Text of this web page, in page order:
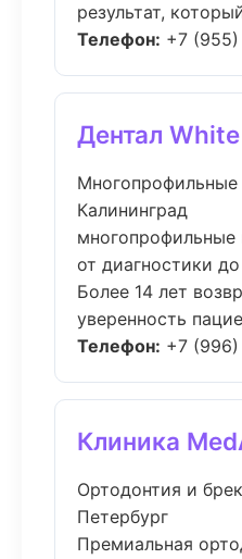
результат,
Телефон: +7
Дентал
Многопрофильные
Калининград
многопрофильные
от диагностики
Более 14 лет
уверенность
Телефон: +7
Клиника
Ортодонтия и
Петербург
Премиальная